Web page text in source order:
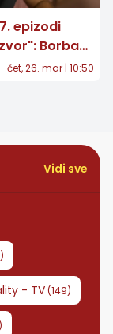
epizodi
Borba
ulazi u novu
čet, 26. mar | 10:50
Vidi sve
)
- TV(149)
)